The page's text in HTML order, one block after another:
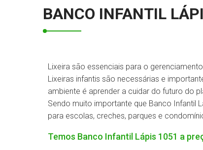
BANCO INFANTIL
Lixeira são essenciais para o
Lixeiras infantis são necessárias e
ambiente é aprender a cuidar do futuro do
Sendo muito importante que Banco Infantil
para escolas, creches, parques e
Temos Banco Infantil Lápis 1051 a